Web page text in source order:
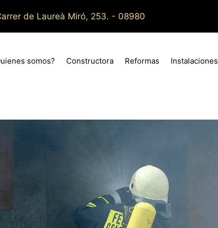
de Laureà Miró, 253. - 08980
somos? Constructora Reformas Instalaciones